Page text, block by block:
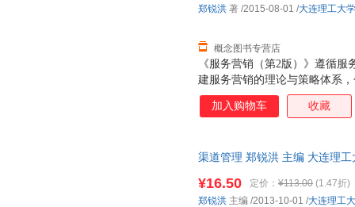
《服务营销（第2版）》遵循
建服务营销的理论与策略体系
服务营销战略、服务产品及品
促销策略、服务人员策略、服
等特色创新内容。《服务营销
概念图书专营店
郑锐洪 著 /2015-08-01 /大连理工大
加入购物车 收藏
渠道管理 郑锐洪 主编 大连理
¥16.50 定价： ¥113.00 (1.47折)
郑锐洪 主编 /2013-10-01 /大连理工